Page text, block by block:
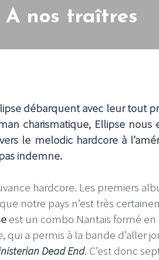
A nos traîtres
débarquent avec leur tout
charismatique, Ellipse nous
le melodic hardcore à
indemne.
hardcore. Les premiers
notre pays n’est très
est un combo Nantais formé en
, qui a permis à la bande d’aller
Dead End. C’est donc